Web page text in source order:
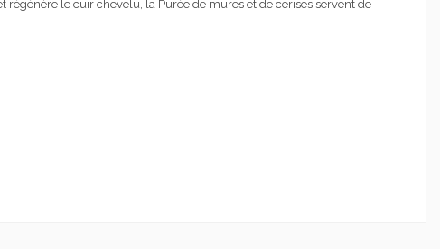
régénère le cuir chevelu, la Purée de mures et de cerises servent de